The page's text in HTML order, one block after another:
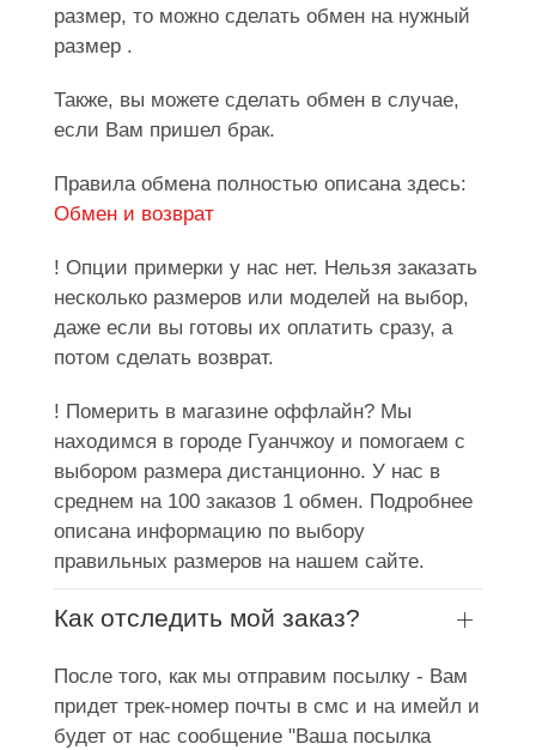
размер, то можно сделать обмен на нужный
размер .
Также, вы можете сделать обмен в случае,
если Вам пришел брак.
Правила обмена полностью описана здесь:
Обмен и возврат
! Опции примерки у нас нет. Нельзя заказать
несколько размеров или моделей на выбор,
даже если вы готовы их оплатить сразу, а
потом сделать возврат.
! Померить в магазине оффлайн? Мы
находимся в городе Гуанчжоу и помогаем с
выбором размера дистанционно. У нас в
среднем на 100 заказов 1 обмен. Подробнее
описана информацию по выбору
правильных размеров на нашем сайте.
Как отследить мой заказ?
После того, как мы отправим посылку - Вам
придет трек-номер почты в смс и на имейл и
будет от нас сообщение "Ваша посылка